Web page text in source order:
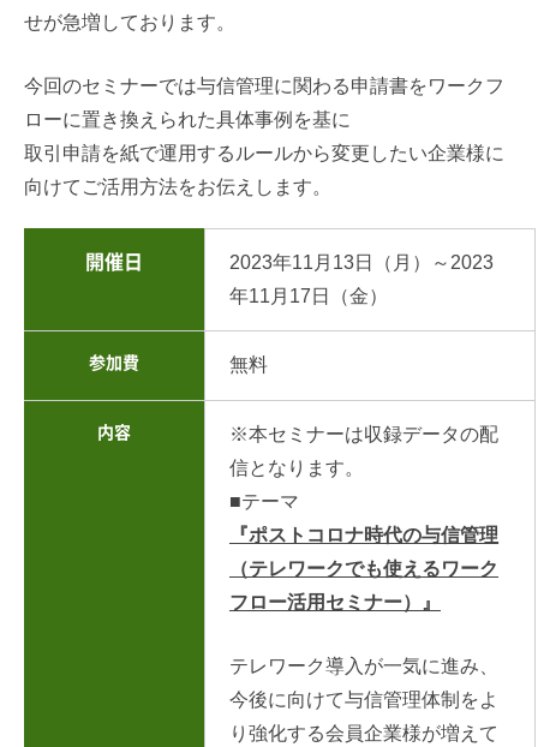
せが急増しております。
今回のセミナーでは与信管理に関わる申請書をワークフ
ローに置き換えられた具体事例を基に
取引申請を紙で運用するルールから変更したい企業様に
向けてご活用方法をお伝えします。
開催日
2023年11月13日（月）～2023
年11月17日（金）
参加費 無料
内容
※本セミナーは収録データの配
信となります。
■テーマ
『ポストコロナ時代の与信管理
（テレワークでも使えるワーク
フロー活用セミナー）』
テレワーク導入が一気に進み、
今後に向けて与信管理体制をよ
り強化する会員企業様が増えて